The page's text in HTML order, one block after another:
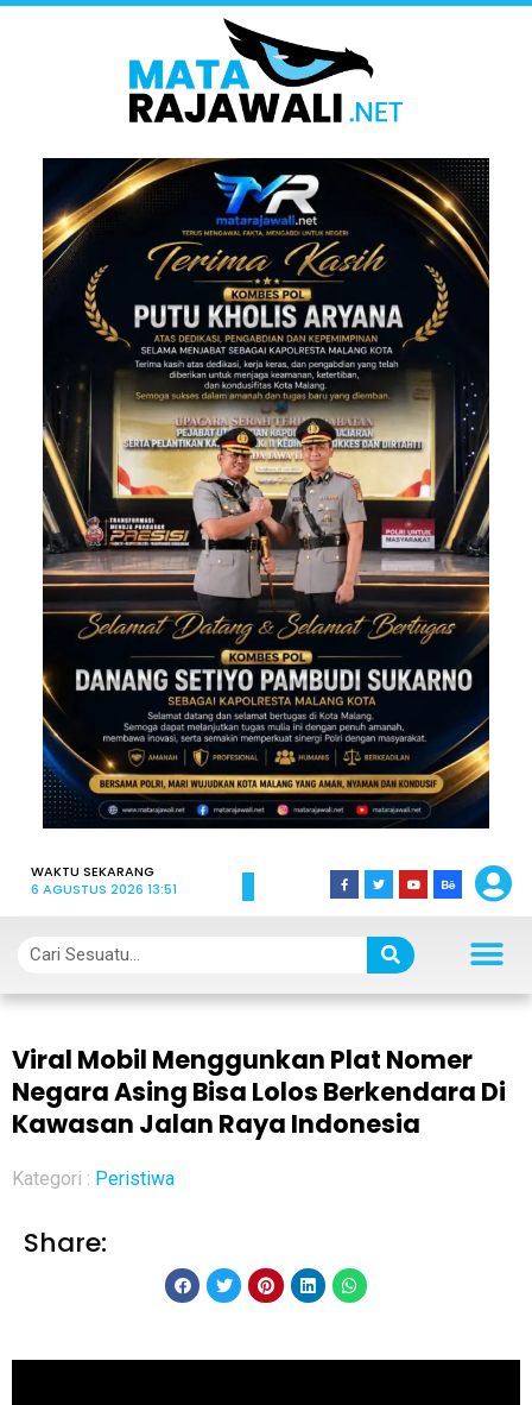
WAKTU SEKARANG
6 AGUSTUS 2026 13:51
Viral Mobil Menggunkan Plat Nomer
Negara Asing Bisa Lolos Berkendara Di
Kawasan Jalan Raya Indonesia
Kategori : Peristiwa
Share: